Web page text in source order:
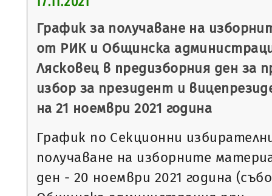
График за получаване на
от РИК и Общинска
Лясковец в предизборния ден за
избор за президент и
на 21 ноември 2021 година
График по Секционни
получаване на изборните
ден - 20 ноември 2021 година